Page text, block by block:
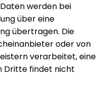
werden bei
über eine
übertragen. Die
oder von
verarbeitet, eine
Dritte findet nicht